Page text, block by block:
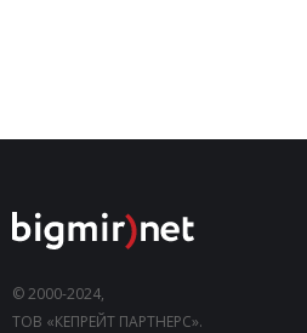
© 2000-2024,
ТОВ «КЕПРЕЙТ ПАРТНЕРС».